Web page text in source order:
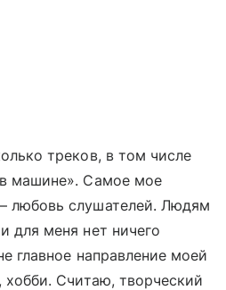
треков, в том числе
машине». Самое мое
любовь слушателей. Людям
для меня нет ничего
главное направление моей
хобби. Считаю, творческий